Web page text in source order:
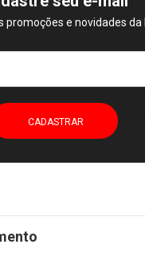
promoções e novidades da